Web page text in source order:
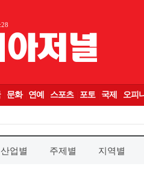
산업별 주제별 지역별